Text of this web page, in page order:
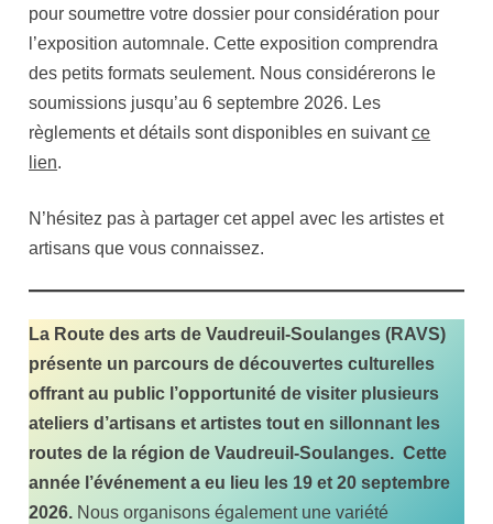
pour soumettre votre dossier pour considération pour
l’exposition automnale. Cette exposition comprendra
des petits formats seulement. Nous considérerons le
soumissions jusqu’au 6 septembre 2026. Les
règlements et détails sont disponibles en suivantce
lien.
N’hésitez pas à partager cet appel avec les artistes et
artisans que vous connaissez.
La Route des arts de Vaudreuil-Soulanges (RAVS)
présente un parcours de découvertes culturelles
offrant au public l’opportunité de visiter plusieurs
ateliers d’artisans et artistes tout en sillonnant les
routes de la région de Vaudreuil-Soulanges. Cette
année l’événement a eu lieu les 19 et 20 septembre
2026. Nous organisons également une variété